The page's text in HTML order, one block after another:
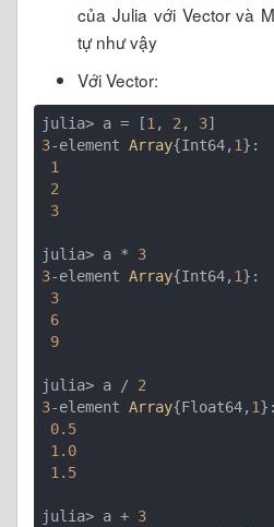
của Julia với Vector và
tự như vậy
Với Vector:
julia> a = [1 , 2 , 3
3-element Array{Int64, 1}:
1
2
3
julia> a * 3
3-element Array{Int64, 1}:
3
6
9
julia> a / 2
3-element Array{Float64, 1}:
0.5
1.0
1.5
julia> a + 3